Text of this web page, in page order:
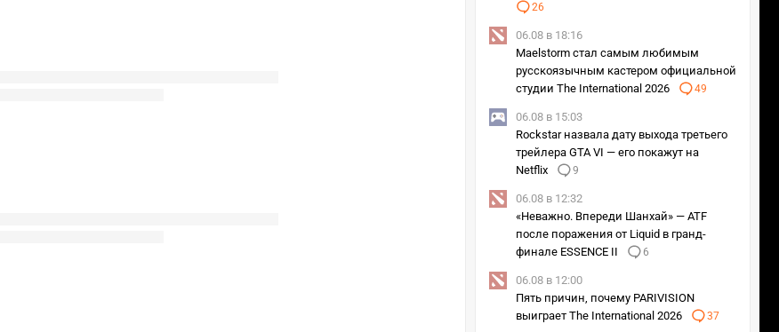
26
06.08 в 18:16
Maelstorm стал самым любимым
русскоязычным кастером официальной
студии The International 2026
49
06.08 в 15:03
Rockstar назвала дату выхода третьего
трейлера GTA VI — его покажут на
Netflix
9
06.08 в 12:32
«Неважно. Впереди Шанхай» — ATF
после поражения от Liquid в гранд-
финале ESSENCE II
6
06.08 в 12:00
Пять причин, почему PARIVISION
выиграет The International 2026
37